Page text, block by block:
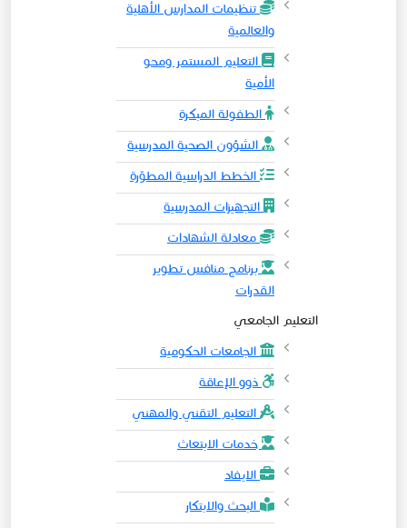
تنظيمات المدارس الأهلية
والعالمية
التعليم المستمر ومحو
الأمية
الطفولة المبكرة
الشؤون الصحية المدرسية
الخطط الدراسية المطوّرة
التجهيزات المدرسية
معادلة الشهادات
​​برنامج منافس تطوير
القدرات
التعليم الجامعي
الجامعات الحكومية
ذوو الإعاقة
​التعليم التقني والمهني​
خدمات الابتعاث
الايفاد
البحث والابتكار